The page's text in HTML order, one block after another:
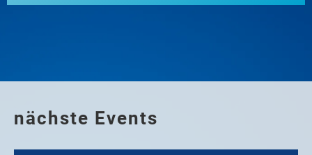
nächste Events